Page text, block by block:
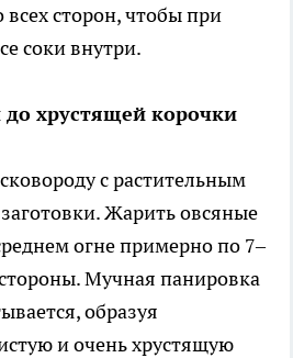
сторон, чтобы при
соки внутри.
хрустящей корочки
с растительным
Жарить овсяные
огне примерно по 7–
Мучная панировка
образуя
и очень хрустящую